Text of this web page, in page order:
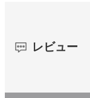
レビュー